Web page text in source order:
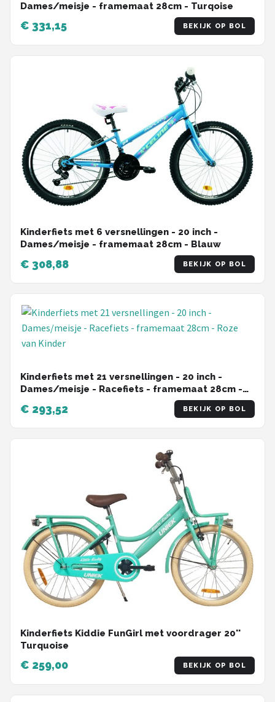
Dames/meisje - framemaat 28cm - Turqoise
€ 331,15 BEKIJK OP BOL
Kinderfiets met 6 versnellingen - 20 inch -
Dames/meisje - framemaat 28cm - Blauw
€ 308,88 BEKIJK OP BOL
Kinderfiets met 21 versnellingen - 20 inch -
Dames/meisje - Racefiets - framemaat 28cm -
€ 293,52 BEKIJK OP BOL
Kinderfiets Kiddie FunGirl met voordrager 20''
Turquoise
€ 259,00 BEKIJK OP BOL